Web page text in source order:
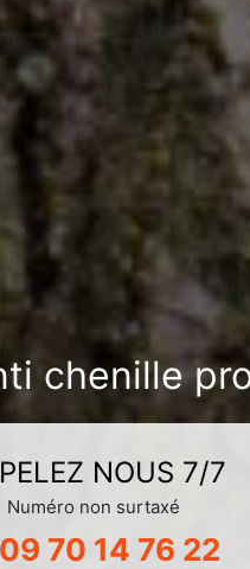
chenille
NOUS 7/7
Numéro non surtaxé
70 14 76 22